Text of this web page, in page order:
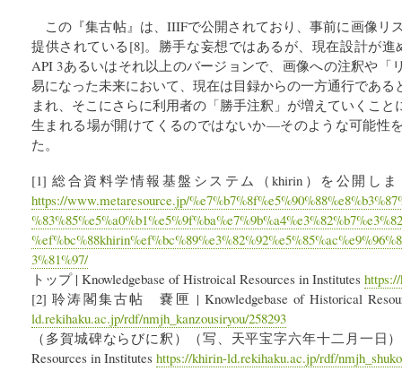
この『集古帖』は、IIIFで公開されており、事前に画像リ
提供されている[8]。勝手な妄想ではあるが、現在設計が進
API 3あるいはそれ以上のバージョンで、画像への注釈や「
易になった未来において、現在は目録からの一方通行である
まれ、そこにさらに利用者の「勝手注釈」が増えていくこ
生まれる場が開けてくるのではないか—そのような可能性
た。
[1] 総合資料学情報基盤システム（khirin）を公開し
https://www.metaresource.jp/
3%81%97/
トップ | Knowledgebase of Histroical Resources in Institutes
[2] 聆涛閣集古帖 嚢匣 | Knowledgebase of Historical
ld.rekihaku.ac.jp/rdf/nmjh_kanzousiryou/258293
（多賀城碑ならびに釈）（写、天平宝字六年十二月一日）
Resources in Institutes https://khirin-ld.rekihaku.ac.jp/rdf/